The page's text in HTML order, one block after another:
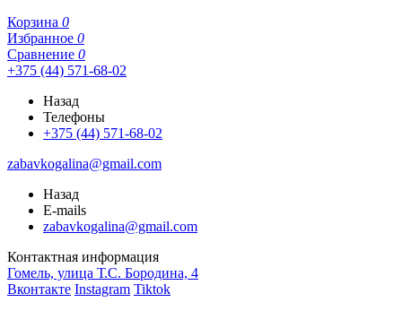
Корзина 0
Избранное 0
Сравнение 0
+375 (44) 571-68-02
Назад
Телефоны
+375 (44) 571-68-02
zabavkogalina@gmail.com
Назад
E-mails
zabavkogalina@gmail.com
Контактная информация
Гомель, улица Т.С. Бородина, 4
Вконтакте Instagram Tiktok